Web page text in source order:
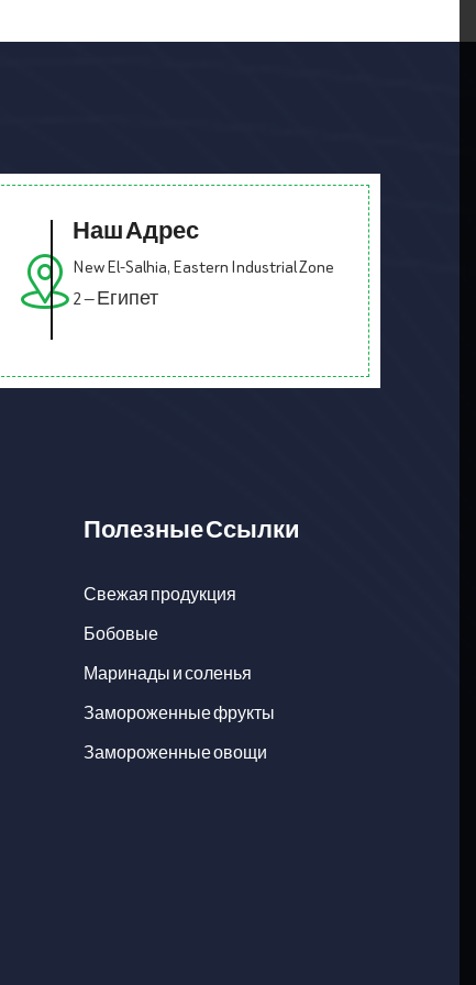
Наш Адрес
New El-Salhia, Eastern Industrial Zone
2 — Египет
Полезные Ссылки
Свежая продукция
Бобовые
Маринады и соленья
Замороженные фрукты
Замороженные овощи